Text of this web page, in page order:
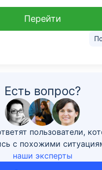
Перейти
Есть вопрос?
пользователи,
с похожими
наши эксперты